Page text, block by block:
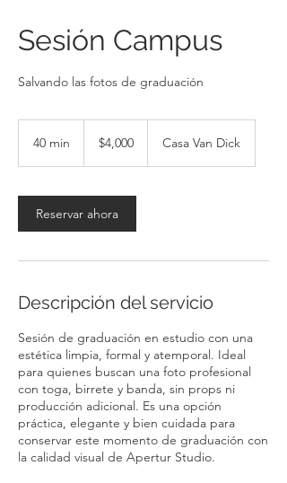
Sesión Campus
Salvando las fotos de graduación
40 min
m
i
n
mexicanos
$4,000 Casa Van Dick
Reservar ahora
Descripción del servicio
Sesión de graduación en estudio con una
estética limpia, formal y atemporal. Ideal
para quienes buscan una foto profesional
con toga, birrete y banda, sin props ni
producción adicional. Es una opción
práctica, elegante y bien cuidada para
conservar este momento de graduación con
la calidad visual de Apertur Studio.